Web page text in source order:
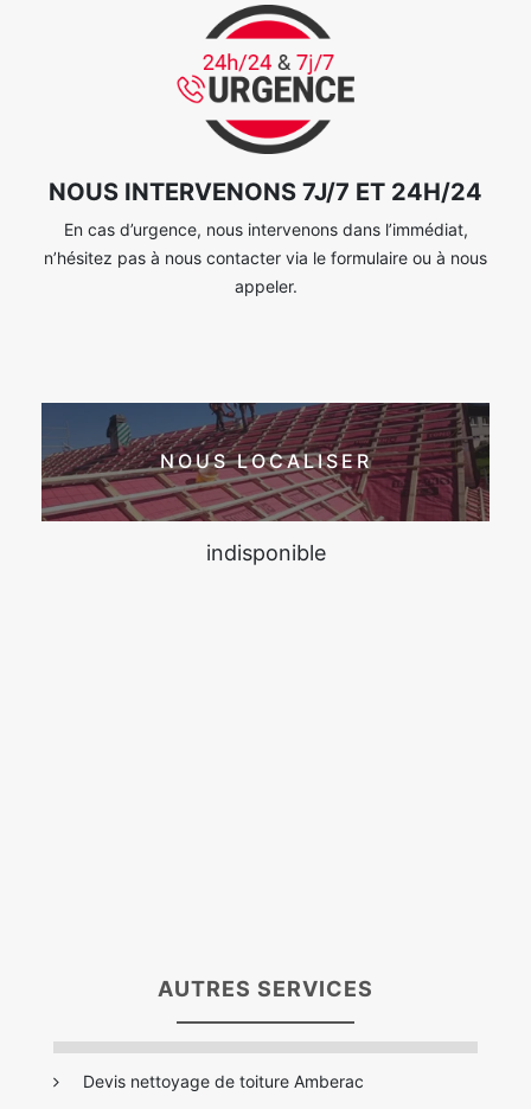
NOUS INTERVENONS 7J/7 ET 24H/24
En cas d’urgence, nous intervenons dans l’immédiat,
n’hésitez pas à nous contacter via le formulaire ou à nous
appeler.
NOUS LOCALISER
indisponible
AUTRES SERVICES
Devis nettoyage de toiture Amberac